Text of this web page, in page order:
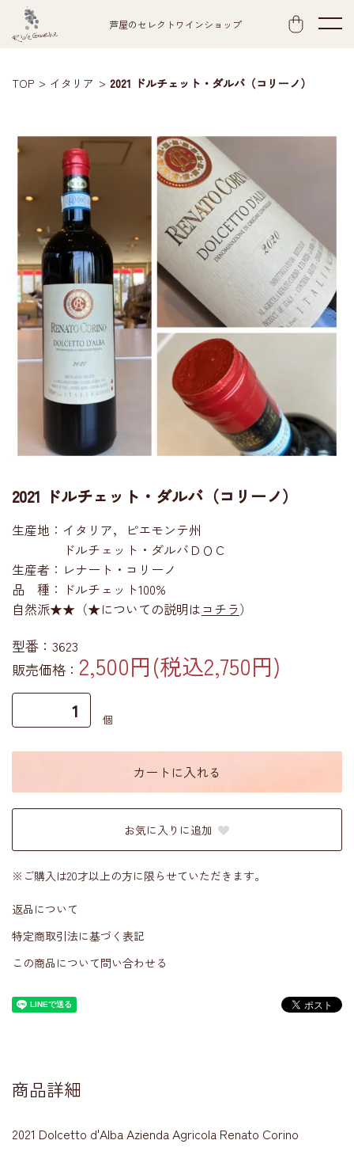
芦屋のセレクトワインショップ
TOP イタリア 2021 ドルチェット・ダルバ（コリーノ）
2021 ドルチェット・ダルバ（コリーノ）
生産地：イタリア，ピエモンテ州
ドルチェット・ダルバＤＯＣ
生産者：レナート・コリーノ
品 種：ドルチェット100%
自然派★★（★についての説明はコチラ）
型番：3623
販売価格： 2,500円(税込2,750円)
個
カートに入れる
お気に入りに追加
※ご購入は20才以上の方に限らせていただきます。
返品について
特定商取引法に基づく表記
この商品について問い合わせる
商品詳細
2021 Dolcetto d'Alba Azienda Agricola Renato Corino